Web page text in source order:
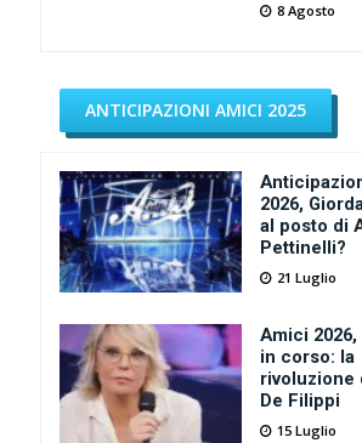
8 Agosto
ANTICIPAZIONI AMICI 2025
2026,
al posto di
Pettinelli?
21 Luglio
Amici
in corso: la
rivoluzione
De Filippi
15 Luglio